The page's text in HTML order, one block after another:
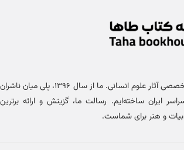
خانه کتاب طاها، مرجع تخصصی آثار علوم انسانی. ما از سال ۱۳۹۶، پلی میان ناشران
ایران ساخته‌ایم. رسالت ما، گزینش و ارائه برترین
و هنر برای شماست.